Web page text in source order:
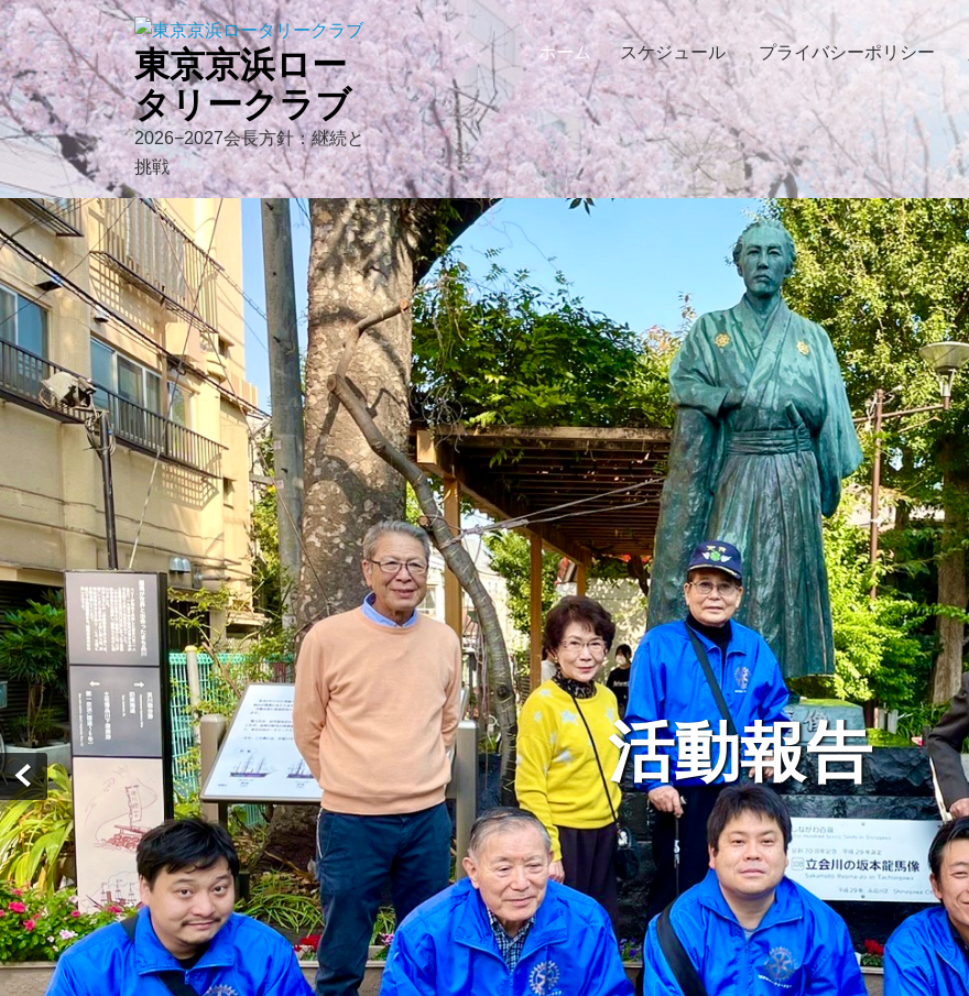
Skip
to
content
東京京浜ロー
タリークラブ
2026−2027会長方針：継続と
挑戦
ホーム スケジュール プライバシーポリシー
スケジュール
◆7月21日（火）朝例会 島田宇啓建築研